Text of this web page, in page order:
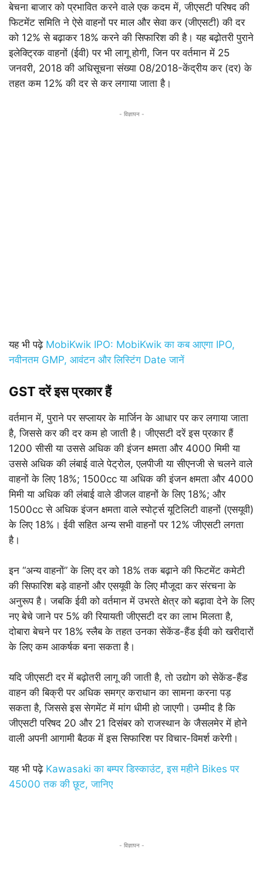
बेचना बाजार को प्रभावित करने वाले एक कदम में, जीएसटी परिषद की
फिटमेंट समिति ने ऐसे वाहनों पर माल और सेवा कर (जीएसटी) की दर
को 12% से बढ़ाकर 18% करने की सिफारिश की है। यह बढ़ोतरी पुराने
इलेक्ट्रिक वाहनों (ईवी) पर भी लागू होगी, जिन पर वर्तमान में 25
जनवरी, 2018 की अधिसूचना संख्या 08/2018-केंद्रीय कर (दर) के
तहत कम 12% की दर से कर लगाया जाता है।
- विज्ञापन -
यह भी पढ़े MobiKwik IPO: MobiKwik का कब आएगा IPO,
नवीनतम GMP, आवंटन और लिस्टिंग Date जानें
GST दरें इस प्रकार हैं
वर्तमान में, पुराने पर सप्लायर के मार्जिन के आधार पर कर लगाया जाता
है, जिससे कर की दर कम हो जाती है। जीएसटी दरें इस प्रकार हैं
1200 सीसी या उससे अधिक की इंजन क्षमता और 4000 मिमी या
उससे अधिक की लंबाई वाले पेट्रोल, एलपीजी या सीएनजी से चलने वाले
वाहनों के लिए 18%; 1500cc या अधिक की इंजन क्षमता और 4000
मिमी या अधिक की लंबाई वाले डीजल वाहनों के लिए 18%; और
1500cc से अधिक इंजन क्षमता वाले स्पोर्ट्स यूटिलिटी वाहनों (एसयूवी)
के लिए 18%। ईवी सहित अन्य सभी वाहनों पर 12% जीएसटी लगता
है।
इन “अन्य वाहनों” के लिए दर को 18% तक बढ़ाने की फिटमेंट कमेटी
की सिफारिश बड़े वाहनों और एसयूवी के लिए मौजूदा कर संरचना के
अनुरूप है। जबकि ईवी को वर्तमान में उभरते क्षेत्र को बढ़ावा देने के लिए
नए बेचे जाने पर 5% की रियायती जीएसटी दर का लाभ मिलता है,
दोबारा बेचने पर 18% स्लैब के तहत उनका सेकेंड-हैंड ईवी को खरीदारों
के लिए कम आकर्षक बना सकता है।
यदि जीएसटी दर में बढ़ोतरी लागू की जाती है, तो उद्योग को सेकेंड-हैंड
वाहन की बिक्री पर अधिक समग्र कराधान का सामना करना पड़
सकता है, जिससे इस सेगमेंट में मांग धीमी हो जाएगी। उम्मीद है कि
जीएसटी परिषद 20 और 21 दिसंबर को राजस्थान के जैसलमेर में होने
वाली अपनी आगामी बैठक में इस सिफारिश पर विचार-विमर्श करेगी।
यह भी पढ़े Kawasaki का बम्पर डिस्काउंट, इस महीने Bikes पर
45000 तक की छूट, जानिए
- विज्ञापन -